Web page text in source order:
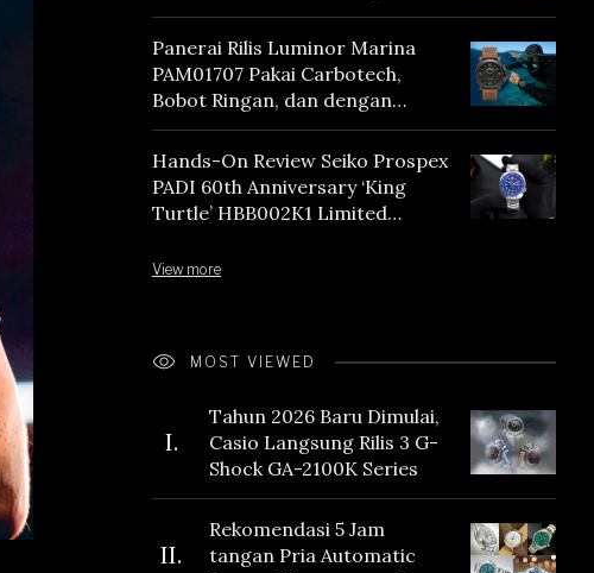
Bracelet
Panerai Rilis Luminor Marina
PAM01707 Pakai Carbotech,
Bobot Ringan, dan dengan
Vintage Vibes
Hands-On Review Seiko Prospex
PADI 60th Anniversary ‘King
Turtle’ HBB002K1 Limited
View more
MOST VIEWED
I.
Tahun 2026 Baru Dimulai,
Casio Langsung Rilis 3 G-
Shock GA-2100K Series
II.
Rekomendasi 5 Jam
tangan Pria Automatic